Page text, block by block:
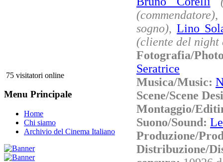
75 visitatori online
Menu Principale
Home
Chi siamo
Archivio del Cinema Italiano
(commendatore)
sogno),Lino
(cliente del night
Fotografia/
Seratrice
Musica/Music:
Scene/Scene
Montaggio/
Suono/Sound:
Produzione/
Distribuzione/